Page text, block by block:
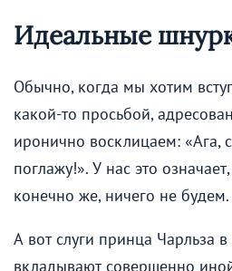
Идеальные
Обычно, когда мы хотим
какой-то просьбой,
иронично восклицаем: «Ага,
поглажу!». У нас это
конечно же, ничего не будем.
А вот слуги принца Чарльза
вкладывают совершенно